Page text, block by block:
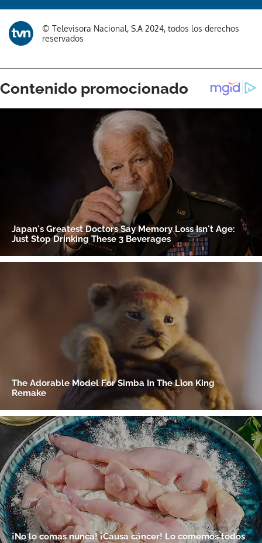
© Televisora Nacional, S.A 2024, todos los derechos
reservados